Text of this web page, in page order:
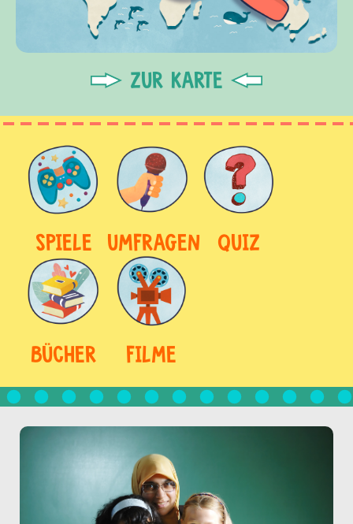
ZUR KARTE
SPIELE UMFRAGEN QUIZ
BÜCHER FILME